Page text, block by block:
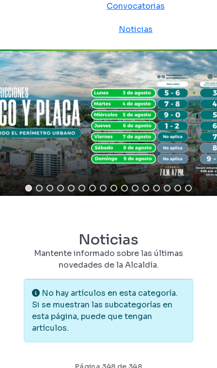
Convocatorias
Noticias
Noticias
Mantente informado sobre las últimas
novedades de la Alcaldía.
Información
No hay artículos en esta categoría.
Si se muestran las subcategorías en
esta página, puede que tengan
artículos.